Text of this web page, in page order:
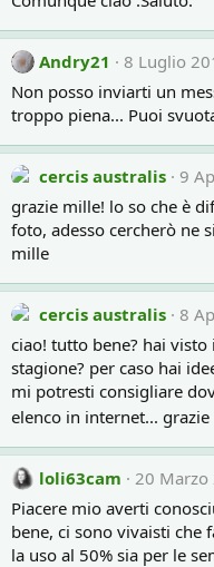
Andry21
8 Luglio
Non posso inviarti un
troppo piena... Puoi
cercis australis
9
grazie mille! lo so che è
foto, adesso cercherò ne
mille
cercis australis 8
ciao! tutto bene? hai
stagione? per caso hai
mi potresti consigliare
elenco in internet...
loli63cam
20 Marzo
Piacere mio averti
bene, ci sono vivaisti che
la uso al 50% sia per le